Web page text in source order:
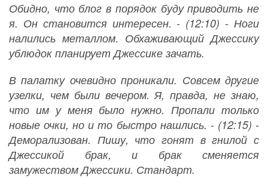
Обидно, что блог в порядок буду приводить не
я. Он становится интересен. - (12:10) - Ноги
налились металлом. Обхаживающий Джессику
ублюдок планирует Джессике зачать.
В палатку очевидно проникали. Совсем другие
узелки, чем были вечером. Я, правда, не знаю,
что им у меня было нужно. Пропали только
новые очки, но и то быстро нашлись. - (12:15) -
Деморализован. Пишу, что гонят в гнилой с
Джессикой брак, и брак сменяется
замужеством Джессики. Стандарт.